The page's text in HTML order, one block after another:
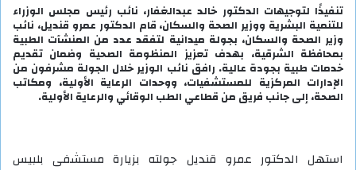
تنفيذًا لتوجيهات الدكتور خالد عبدالغفار، نائب رئيس مجلس الوزراء
للتنمية البشرية ووزير الصحة والسكان، قام الدكتور عمرو قنديل، نائب
وزير الصحة والسكان، بجولة ميدانية لتفقد عدد من المنشآت الطبية
بمحافظة الشرقية، بهدف تعزيز المنظومة الصحية وضمان تقديم
خدمات طبية بجودة عالية. رافق نائب الوزير خلال الجولة مشرفون من
الإدارات المركزية للمستشفيات، ووحدات الرعاية الأولية، ومكاتب
الصحة، إلى جانب فريق من قطاعي الطب الوقائي والرعاية الأولية.
استهل الدكتور عمرو قنديل جولته بزيارة مستشفى بلبيس